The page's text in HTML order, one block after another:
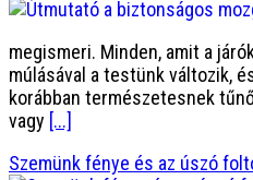
megismeri. Minden, amit a
múlásával a testünk változik,
korábban természetesnek
vagy [...]
Szemünk fénye és az úszó